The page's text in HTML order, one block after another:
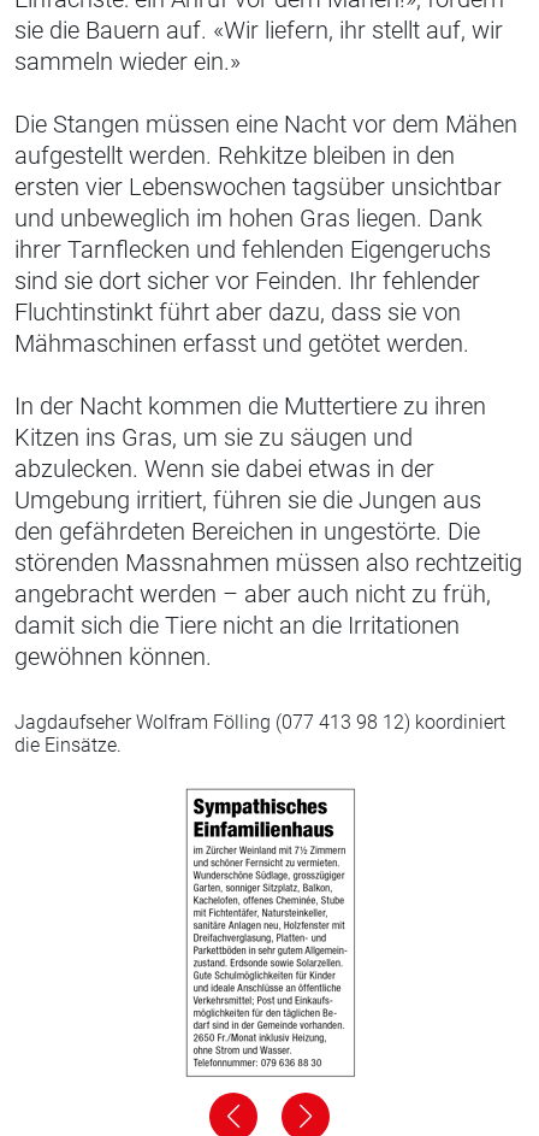
sie die Bauern auf. «Wir liefern, ihr stellt auf, wir
sammeln wieder ein.»
Die Stangen müssen eine Nacht vor dem Mähen
aufgestellt werden. Rehkitze bleiben in den
ersten vier Lebenswochen tagsüber unsichtbar
und unbeweglich im hohen Gras liegen. Dank
ihrer Tarnflecken und fehlenden Eigengeruchs
sind sie dort sicher vor Feinden. Ihr fehlender
Fluchtinstinkt führt aber dazu, dass sie von
Mähmaschinen erfasst und getötet werden.
In der Nacht kommen die Muttertiere zu ihren
Kitzen ins Gras, um sie zu säugen und
abzulecken. Wenn sie dabei etwas in der
Umgebung irritiert, führen sie die Jungen aus
den gefährdeten Bereichen in ungestörte. Die
störenden Massnahmen müssen also rechtzeitig
angebracht werden – aber auch nicht zu früh,
damit sich die Tiere nicht an die Irritationen
gewöhnen können.
Jagdaufseher Wolfram Fölling (077 413 98 12) koordiniert
die Einsätze.